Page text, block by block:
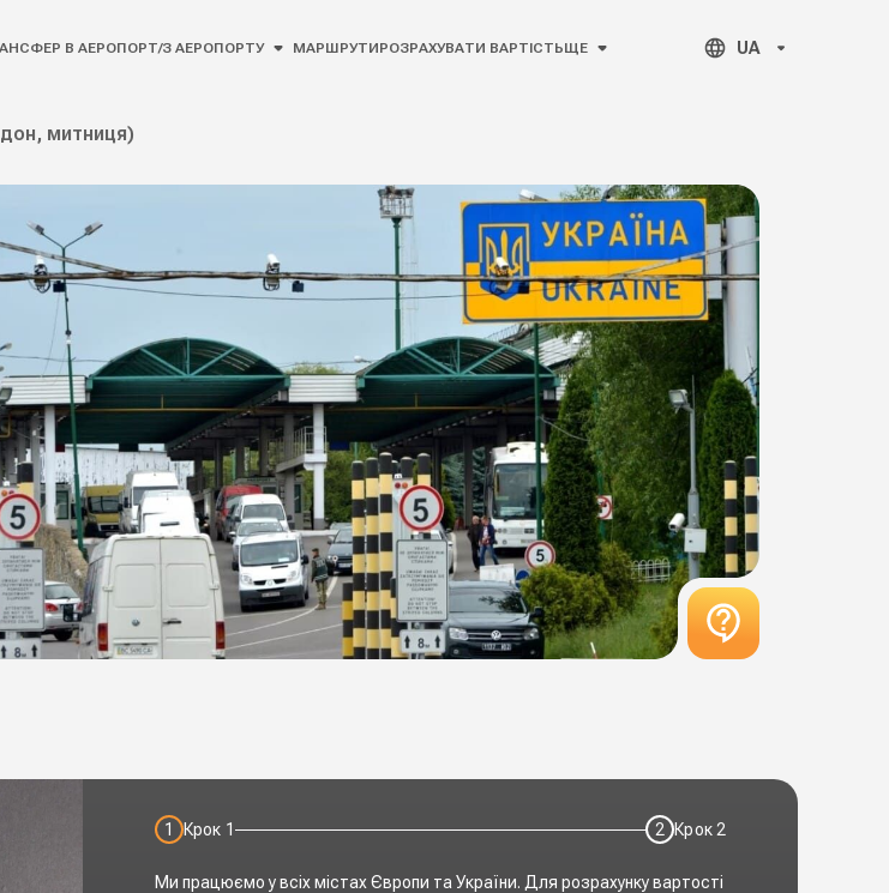
В АЕРОПОРТ/З АЕРОПОРТУ МАРШРУТИРОЗРАХУВАТИ ВАРТІСТЬЩЕ UA
митниця)
1 Крок 1 2 Крок2
Ми працюємо у всіх містах Європи та України. Для розрахунку вартості